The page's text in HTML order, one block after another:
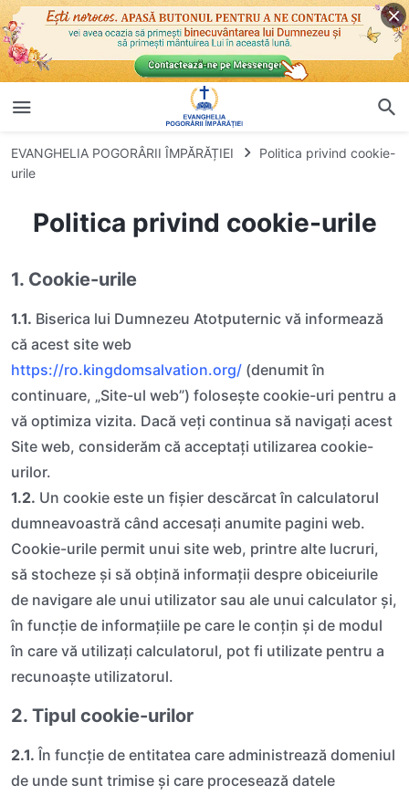
EVANGHELIA POGORÂRII ÎMPĂRĂȚIEI
Politica privind cookie-
urile
Politica privind cookie-urile
1. Cookie-urile
1.1. Biserica lui Dumnezeu Atotputernic vă informează
că acest site web
https://ro.kingdomsalvation.org/ (denumit în
continuare, „Site-ul web”) folosește cookie-uri pentru a
vă optimiza vizita. Dacă veți continua să navigați acest
Site web, considerăm că acceptați utilizarea cookie-
urilor.
1.2. Un cookie este un fișier descărcat în calculatorul
dumneavoastră când accesați anumite pagini web.
Cookie-urile permit unui site web, printre alte lucruri,
să stocheze și să obțină informații despre obiceiurile
de navigare ale unui utilizator sau ale unui calculator și,
în funcție de informațiile pe care le conțin și de modul
în care vă utilizați calculatorul, pot fi utilizate pentru a
recunoaște utilizatorul.
2. Tipul cookie-urilor
2.1. În funcție de entitatea care administrează domeniul
de unde sunt trimise și care procesează datele